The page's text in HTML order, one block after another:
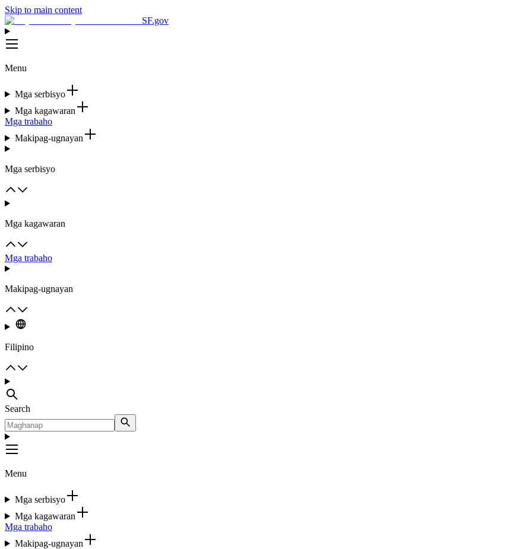
Skip to main content
SF.gov
Menu
Mga serbisyo
Mga kagawaran
Mga trabaho
Makipag-ugnayan
Mga serbisyo
Mga kagawaran
Mga trabaho
Makipag-ugnayan
Filipino
Search
Menu
Mga serbisyo
Mga kagawaran
Mga trabaho
Makipag-ugnayan